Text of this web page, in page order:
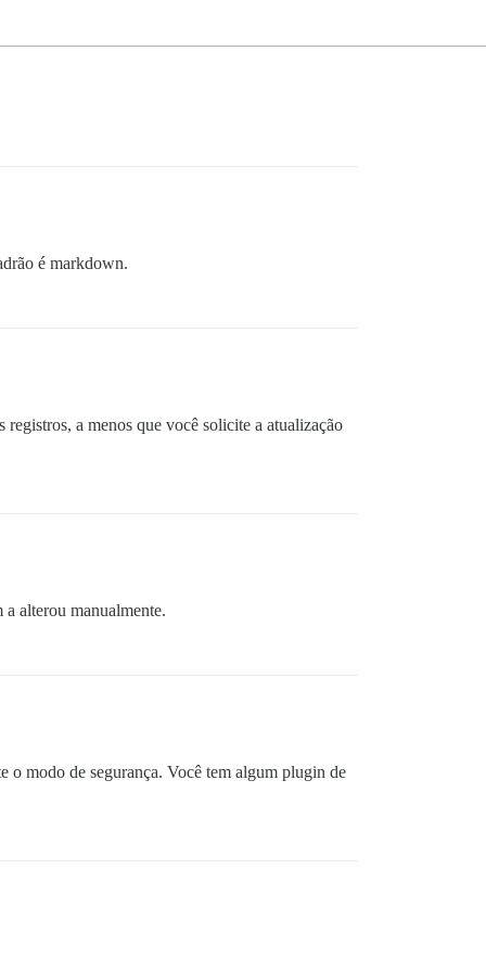
é markdown.
a menos que você solicite a atualização
alterou manualmente.
o modo de segurança. Você tem algum plugin de